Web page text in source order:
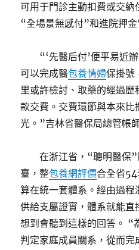
可用于門診主動扣費或交
“全場景無感付”和進院押
“‘先醫后付’便平易近
可以完成醫包養情婦保掛號
里或許檢討、取藥的經過
款交費。交費環節與本來
光。”吉林省醫保局總管帳
在浙江省，“聰明醫保
臺，整包養網評價合全省
算在統一套體系。經由過程
供給支屬證實，體系就能
想到會聽到這樣的回答。 “
判定家庭成員關系，從而